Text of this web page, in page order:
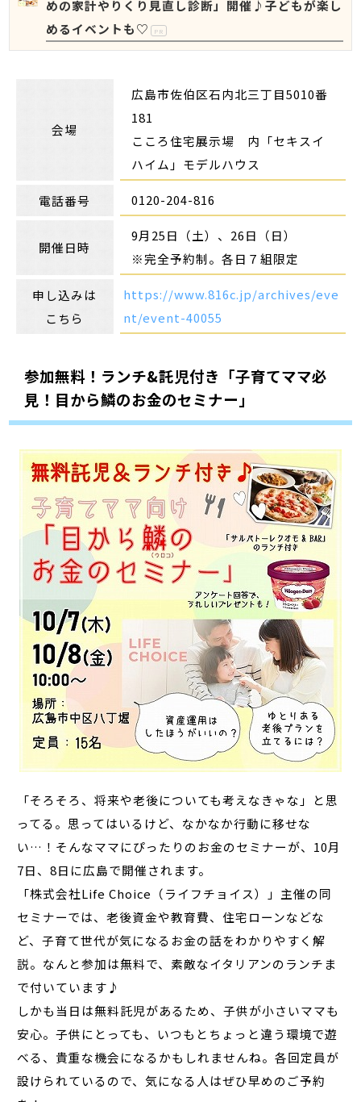
めの家計やりくり見直し診断」開催♪子どもが楽し
めるイベントも♡
PR
会場
広島市佐伯区石内北三丁目5010番
181
こころ住宅展示場 内「セキスイ
ハイム」モデルハウス
電話番号 0120-204-816
開催日時
9月25日（土）、26日（日）
※完全予約制。各日７組限定
申し込みは
こちら
https://www.816c.jp/archives/eve
nt/event-40055
参加無料！ランチ&託児付き「子育てママ必
見！目から鱗のお金のセミナー」
「そろそろ、将来や老後についても考えなきゃな」と思
ってる。思ってはいるけど、なかなか行動に移せな
い…！そんなママにぴったりのお金のセミナーが、10月
7日、8日に広島で開催されます。
「株式会社Life Choice（ライフチョイス）」主催の同
セミナーでは、老後資金や教育費、住宅ローンなどな
ど、子育て世代が気になるお金の話をわかりやすく解
説。なんと参加は無料で、素敵なイタリアンのランチま
で付いています♪
しかも当日は無料託児があるため、子供が小さいママも
安心。子供にとっても、いつもとちょっと違う環境で遊
べる、貴重な機会になるかもしれませんね。各回定員が
設けられているので、気になる人はぜひ早めのご予約